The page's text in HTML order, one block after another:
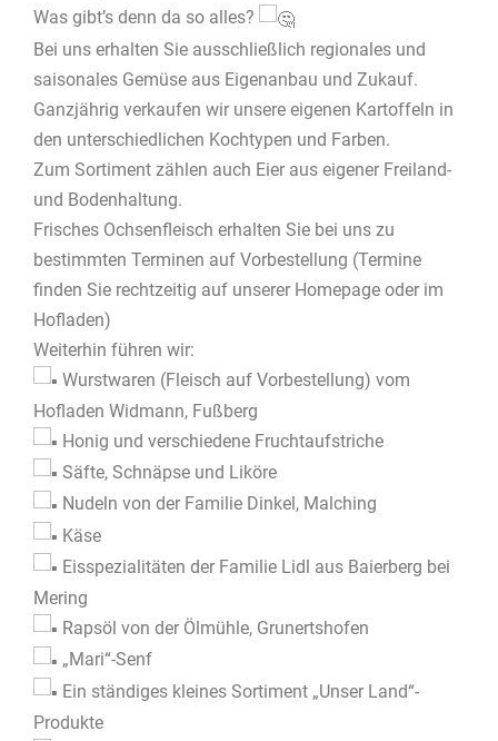
Was gibt’s denn da so alles?
Bei uns erhalten Sie ausschließlich regionales und
saisonales Gemüse aus Eigenanbau und Zukauf.
Ganzjährig verkaufen wir unsere eigenen Kartoffeln in
den unterschiedlichen Kochtypen und Farben.
Zum Sortiment zählen auch Eier aus eigener Freiland-
und Bodenhaltung.
Frisches Ochsenfleisch erhalten Sie bei uns zu
bestimmten Terminen auf Vorbestellung (Termine
finden Sie rechtzeitig auf unserer Homepage oder im
Hofladen)
Weiterhin führen wir:
Wurstwaren (Fleisch auf Vorbestellung) vom
Hofladen Widmann, Fußberg
Honig und verschiedene Fruchtaufstriche
Säfte, Schnäpse und Liköre
Nudeln von der Familie Dinkel, Malching
Käse
Eisspezialitäten der Familie Lidl aus Baierberg bei
Mering
Rapsöl von der Ölmühle, Grunertshofen
„Mari“-Senf
Ein ständiges kleines Sortiment „Unser Land“-
Produkte